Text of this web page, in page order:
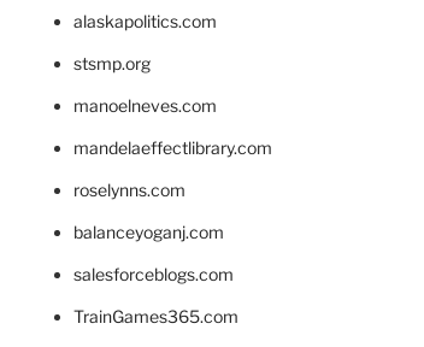
alaskapolitics.com
stsmp.org
manoelneves.com
mandelaeffectlibrary.com
roselynns.com
balanceyoganj.com
salesforceblogs.com
TrainGames365.com